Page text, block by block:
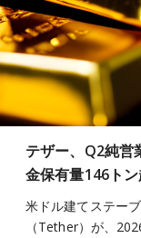
テザー、Q2純営
金保有量146ト
米ドル建てステー
（Tether）が、